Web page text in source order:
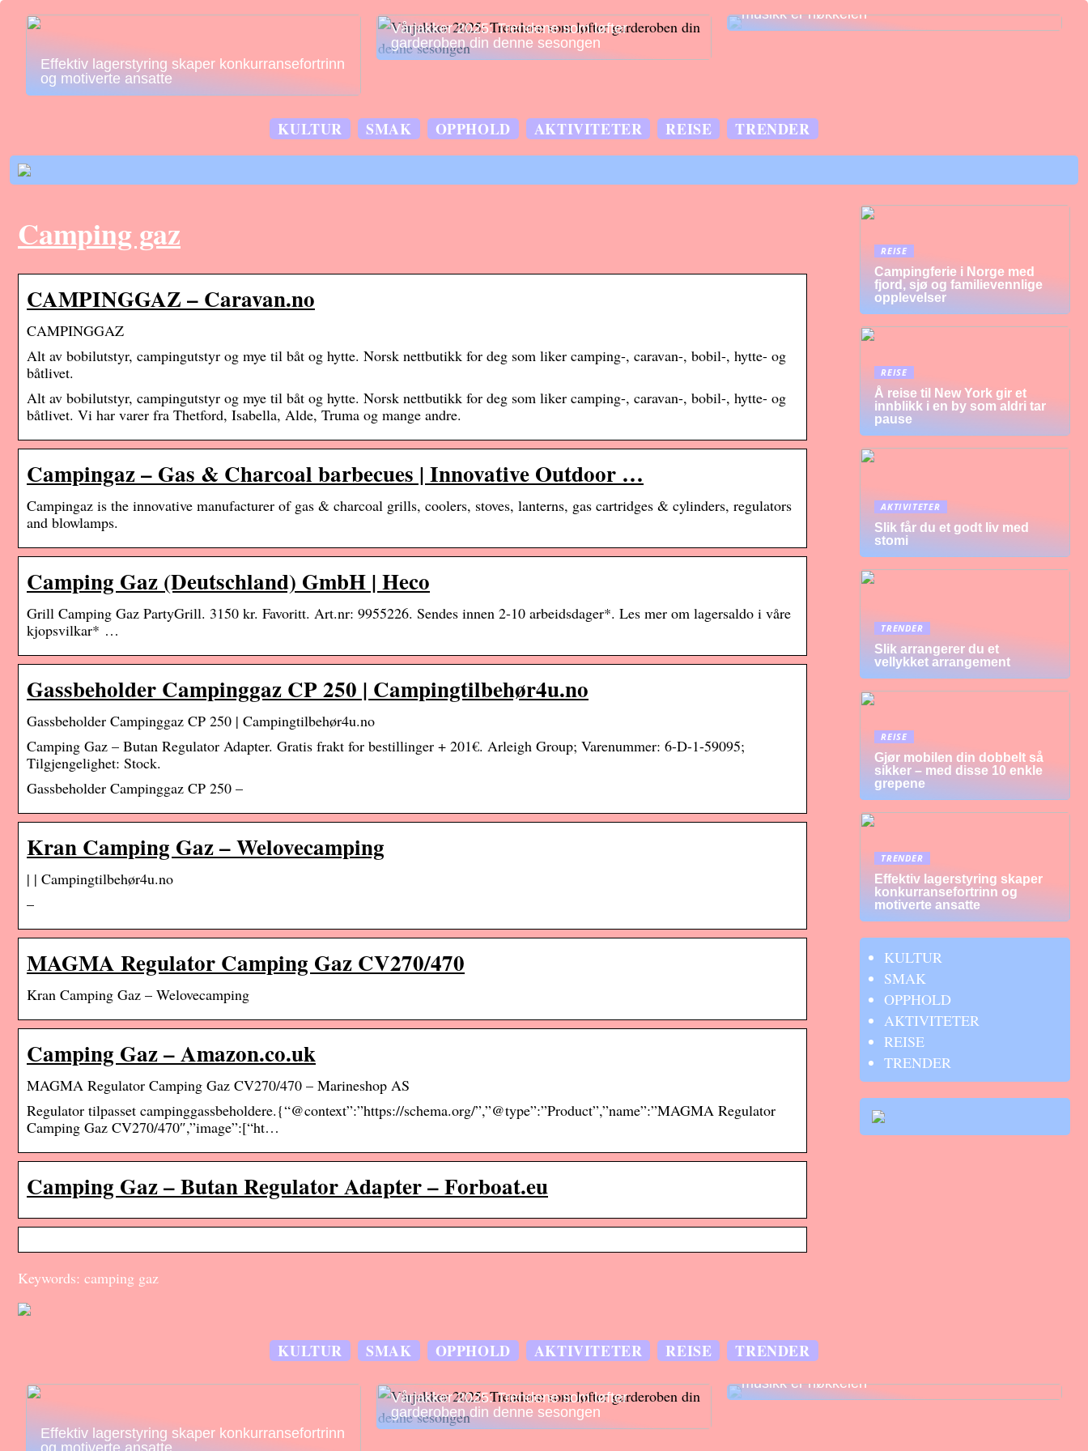
Effektiv lagerstyring skaper konkurransefortrinn
og motiverte ansatte
Vårjakker 2025: Trendene som løfter
garderoben din denne sesongen
musikk er nøkkelen
KULTUR SMAK OPPHOLD AKTIVITETER REISE TRENDER
Camping gaz
CAMPINGGAZ – Caravan.no
CAMPINGGAZ
Alt av bobilutstyr, campingutstyr og mye til båt og hytte. Norsk nettbutikk for deg som liker camping-, caravan-, bobil-, hytte- og
båtlivet.
Alt av bobilutstyr, campingutstyr og mye til båt og hytte. Norsk nettbutikk for deg som liker camping-, caravan-, bobil-, hytte- og
båtlivet. Vi har varer fra Thetford, Isabella, Alde, Truma og mange andre.
Campingaz – Gas & Charcoal barbecues | Innovative Outdoor …
Campingaz is the innovative manufacturer of gas & charcoal grills, coolers, stoves, lanterns, gas cartridges & cylinders, regulators
and blowlamps.
Camping Gaz (Deutschland) GmbH | Heco
Grill Camping Gaz PartyGrill. 3150 kr. Favoritt. Art.nr: 9955226. Sendes innen 2-10 arbeidsdager*. Les mer om lagersaldo i våre
kjopsvilkar* …
Gassbeholder Campinggaz CP 250 | Campingtilbehør4u.no
Gassbeholder Campinggaz CP 250 | Campingtilbehør4u.no
Camping Gaz – Butan Regulator Adapter. Gratis frakt for bestillinger + 201€. Arleigh Group; Varenummer: 6-D-1-59095;
Tilgjengelighet: Stock.
Gassbeholder Campinggaz CP 250 –
Kran Camping Gaz – Welovecamping
| | Campingtilbehør4u.no
–
MAGMA Regulator Camping Gaz CV270/470
Kran Camping Gaz – Welovecamping
Camping Gaz – Amazon.co.uk
MAGMA Regulator Camping Gaz CV270/470 – Marineshop AS
Regulator tilpasset campinggassbeholdere.{“@context”:”https://schema.org/”,”@type”:”Product”,”name”:”MAGMA Regulator
Camping Gaz CV270/470″,”image”:[“ht…
Camping Gaz – Butan Regulator Adapter – Forboat.eu
Keywords: camping gaz
REISE
Campingferie i Norge med
fjord, sjø og familievennlige
opplevelser
REISE
Å reise til New York gir et
innblikk i en by som aldri tar
pause
AKTIVITETER
Slik får du et godt liv med
stomi
TRENDER
Slik arrangerer du et
vellykket arrangement
REISE
Gjør mobilen din dobbelt så
sikker – med disse 10 enkle
grepene
TRENDER
Effektiv lagerstyring skaper
konkurransefortrinn og
motiverte ansatte
KULTUR
SMAK
OPPHOLD
AKTIVITETER
REISE
TRENDER
KULTUR SMAK OPPHOLD AKTIVITETER REISE TRENDER
Effektiv lagerstyring skaper konkurransefortrinn
Vårjakker 2025: Trendene som løfter
garderoben din denne sesongen
musikk er nøkkelen